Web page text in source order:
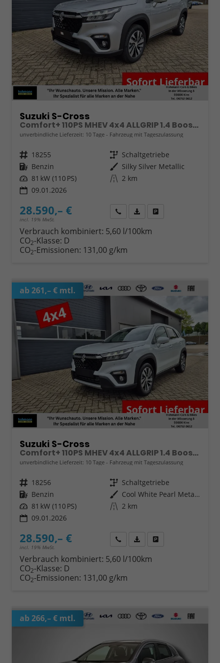
Suzuki S-Cross
Comfort+ 110PS MHEV 4x4 ALLGRIP 1.4 Boosterjet Teilleder Navi Klimaautomatik Sitzheizung ACC PDC v+h 4x Kamera Suzuki-Radio Apple CarPlay Android Auto Touchscreen 2xKeyless 17-LM
unverbindliche Lieferzeit: 10 Tage Fahrzeug mit Tageszulassung
Fahrzeugnr. 18255 Getriebe Schaltgetriebe
Kraftstoff Benzin Außenfarbe Silky Silver Metallic
Leistung 81 kW (110 PS) Kilometerstand 2 km
09.01.2026
28.590,– €
incl. 19% MwSt.
Wir rufen Sie anFahrzeugexposé (PDF)
Verbrauch kombiniert: 5,60 l/100km
CO2-Klasse: D
CO2-Emissionen: 131,00 g/km
ab 261,– € mtl.
Suzuki S-Cross
Comfort+ 110PS MHEV 4x4 ALLGRIP 1.4 Boosterjet Teilleder Navi Klimaautomatik Sitzheizung ACC PDC v+h 4x Kamera Suzuki-Radio Apple CarPlay Android Auto Touchscreen 2xKeyless 17-LM
unverbindliche Lieferzeit: 10 Tage Fahrzeug mit Tageszulassung
Fahrzeugnr. 18256 Getriebe Schaltgetriebe
Kraftstoff Benzin Außenfarbe
Cool White Pearl Metallic
Leistung 81 kW (110 PS) Kilometerstand 2 km
09.01.2026
28.590,– €
incl. 19% MwSt.
Wir rufen Sie anFahrzeugexposé (PDF)
Verbrauch kombiniert: 5,60 l/100km
CO2-Klasse: D
CO2-Emissionen: 131,00 g/km
ab 266,– € mtl.